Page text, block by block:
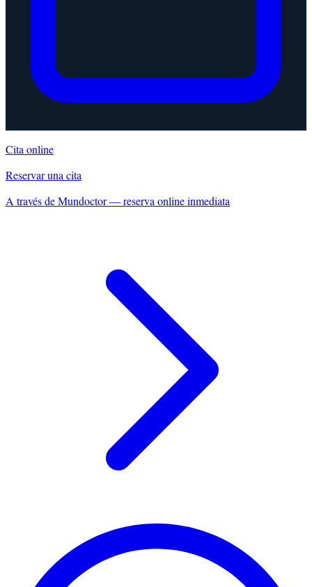
Cita online
Reservar una cita
A través de Mundoctor — reserva online inmediata